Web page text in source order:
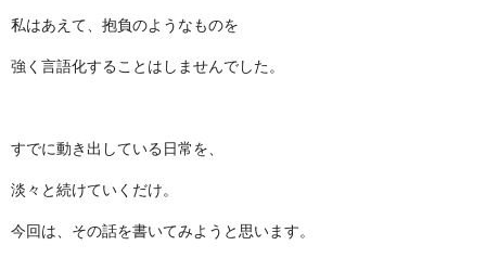
私はあえて、抱負のようなものを
強く言語化することはしませんでした。
すでに動き出している日常を、
淡々と続けていくだけ。
今回は、その話を書いてみようと思います。